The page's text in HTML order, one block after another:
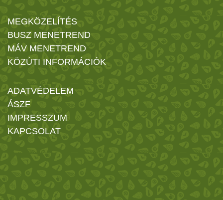
MEGKÖZELÍTÉS
BUSZ MENETREND
MÁV MENETREND
KÖZÚTI INFORMÁCIÓK
ADATVÉDELEM
ÁSZF
IMPRESSZUM
KAPCSOLAT